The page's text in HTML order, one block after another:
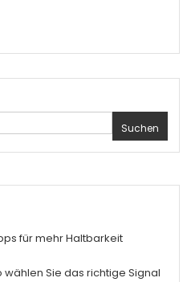
Suchen
für mehr Haltbarkeit
wählen Sie das richtige Signal